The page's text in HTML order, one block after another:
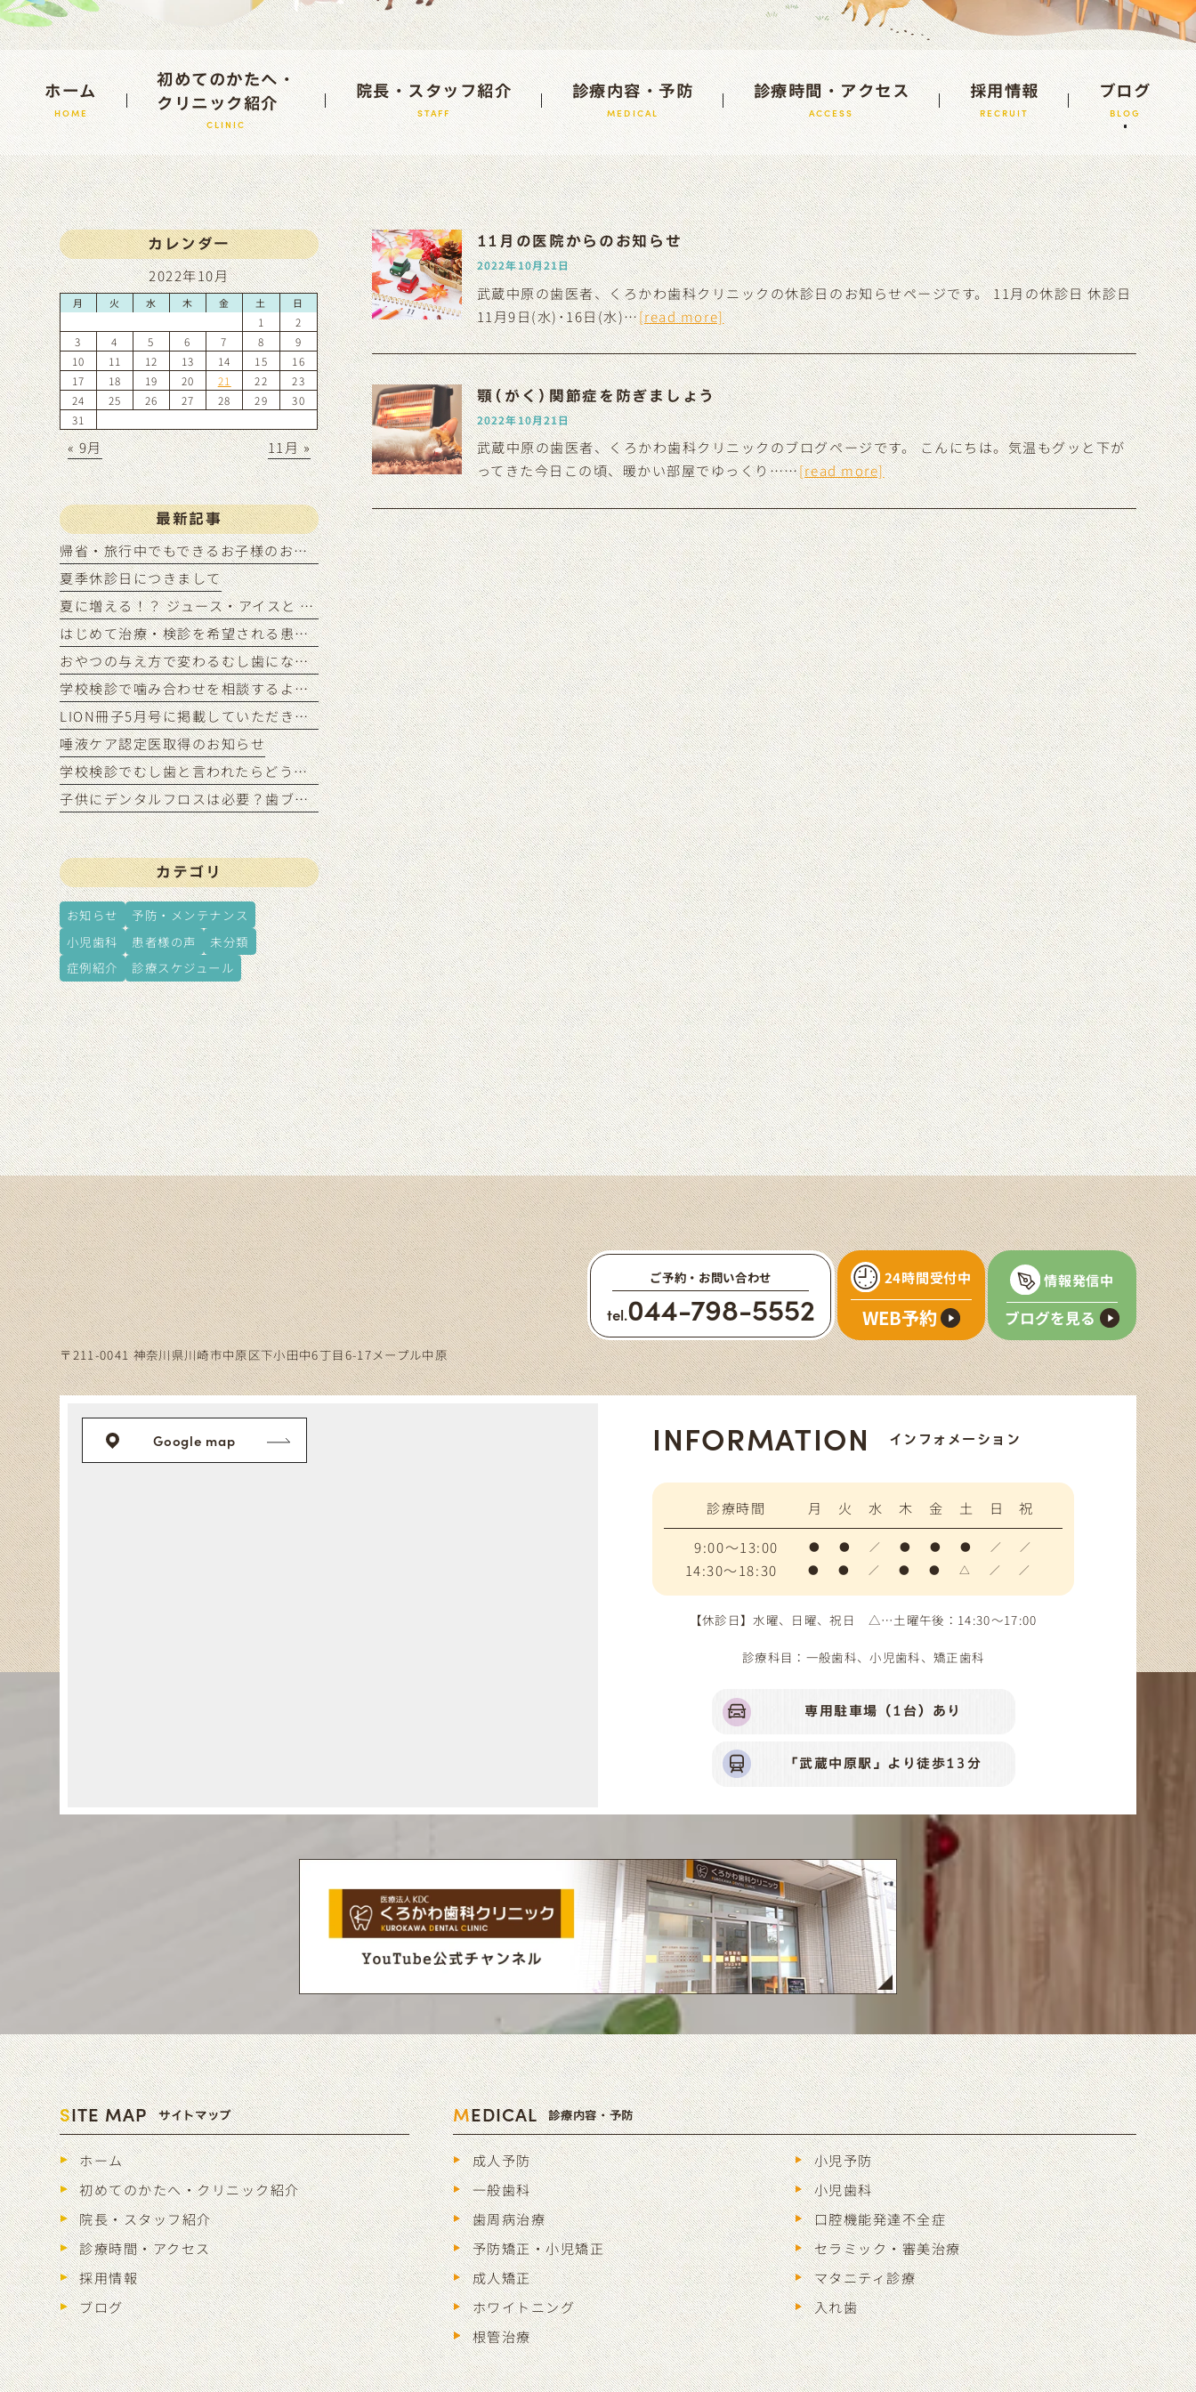
ホーム
HOME
初めてのかたへ・
クリニック紹介
CLINIC
院長・スタッフ紹介
STAFF
診療内容・予防
MEDICAL
診療時間・アクセス
ACCESS
採用情報
RECRUIT
ブログ
BLOG
11月の医院からのお知らせ
2022年10月21日
武蔵中原の歯医者、くろかわ歯科クリニックの休診日のお知らせページです。 11月の休診日 休診日
11月9日(水)･16日(水)…[read more]
顎(がく)関節症を防ぎましょう
2022年10月21日
武蔵中原の歯医者、くろかわ歯科クリニックのブログページです。 こんにちは。気温もグッと下が
ってきた今日この頃、暖かい部屋でゆっくり……[read more]
カレンダー
2022年10月
月 火 水 木 金 土 日
1
2
3
4 5 6 7 8
9
10
11 12 13 14 15
16
17
18 19 20 21 22
23
24
25 26 27 28 29
30
31
« 9月 11月 »
最新記事
帰省・旅行中でもできるお子様のお口ケアの工夫
夏季休診日につきまして
夏に増える！？ ジュース・アイスと むし歯リスクの関係
はじめて治療・検診を希望される患者様のご予約状況につきまして
おやつの与え方で変わるむし歯になりにくい間食習慣
学校検診で噛み合わせを相談するようにいわれたら？
LION冊子5月号に掲載していただきました
唾液ケア認定医取得のお知らせ
学校検診でむし歯と言われたらどうする？
子供にデンタルフロスは必要？歯ブラシだけでは足りない理由
カテゴリ
お知らせ
予防・メンテナンス
小児歯科
患者様の声
未分類
症例紹介
診療スケジュール
〒211-0041神奈川県川崎市中原区下小田中6丁目6-17メープル中原
ご予約・お問い合わせ
tel.044-798-5552
24時間受付中
WEB予約
情報発信中
ブログを見る
Google map INFORMATION インフォメーション
診療時間 月 火 水 木 金 土 日
祝
9:00～13:00
● ● ／ ● ● ● ／ ／
14:30～18:30 ● ● ／ ● ● △ ／ ／
【休診日】水曜、日曜、祝日 △…土曜午後：14:30～17:00
診療科目：一般歯科、小児歯科、矯正歯科
専用駐車場（1台）あり
「武蔵中原駅」より徒歩13分
SITE MAP サイトマップ
ホーム
初めてのかたへ・クリニック紹介
院長・スタッフ紹介
診療時間・アクセス
採用情報
ブログ
MEDICAL 診療内容・予防
成人予防
一般歯科
歯周病治療
予防矯正・小児矯正
成人矯正
ホワイトニング
根管治療
小児予防
小児歯科
口腔機能発達不全症
セラミック・審美治療
マタニティ診療
入れ歯